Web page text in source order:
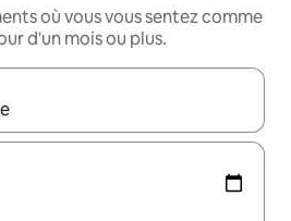
où vous vous sentez comme
d'un mois ou plus.
utilisez les flèches vers le